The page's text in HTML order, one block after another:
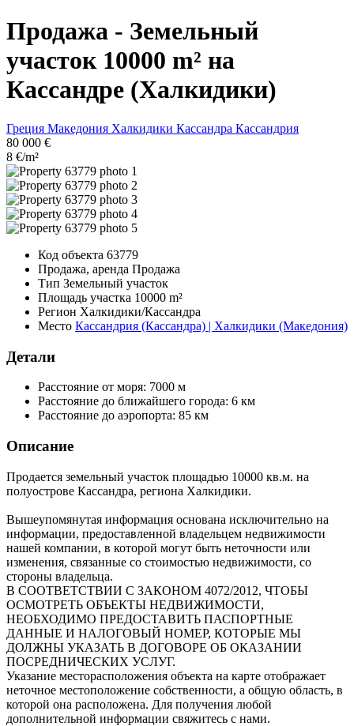
Продажа - Земельный
участок 10000 m² на
Кассандре (Халкидики)
Греция Македония Халкидики Кассандра Кассандрия
80 000 €
8 €/m²
Код объекта 63779
Продажа, аренда Продажа
Тип Земельный участок
Площадь участка 10000 m²
Регион Халкидики/Кассандра
Место Кассандрия (Кассандра) | Халкидики (Македония)
Детали
Расстояние от моря: 7000 м
Расстояние до ближайшего города: 6 км
Расстояние до аэропорта: 85 км
Описание
Продается земельный участок площадью 10000 кв.м. на
полуострове Кассандра, региона Халкидики.
Вышеупомянутая информация основана исключительно на
информации, предоставленной владельцем недвижимости
нашей компании, в которой могут быть неточности или
изменения, связанные со стоимостью недвижимости, со
стороны владельца.
В СООТВЕТСТВИИ С ЗАКОНОМ 4072/2012, ЧТОБЫ
ОСМОТРЕТЬ ОБЪЕКТЫ НЕДВИЖИМОСТИ,
НЕОБХОДИМО ПРЕДОСТАВИТЬ ПАСПОРТНЫЕ
ДАННЫЕ И НАЛОГОВЫЙ НОМЕР, КОТОРЫЕ МЫ
ДОЛЖНЫ УКАЗАТЬ В ДОГОВОРЕ ОБ ОКАЗАНИИ
ПОСРЕДНИЧЕСКИХ УСЛУГ.
Указание месторасположения объекта на карте отображает
неточное местоположение собственности, а общую область, в
которой она расположена. Для получения любой
дополнительной информации свяжитесь с нами.